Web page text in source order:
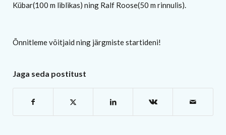
Kübar(100 m liblikas) ning Ralf Roose(50 m rinnulis).
Õnnitleme võitjaid ning järgmiste startideni!
Jaga seda postitust